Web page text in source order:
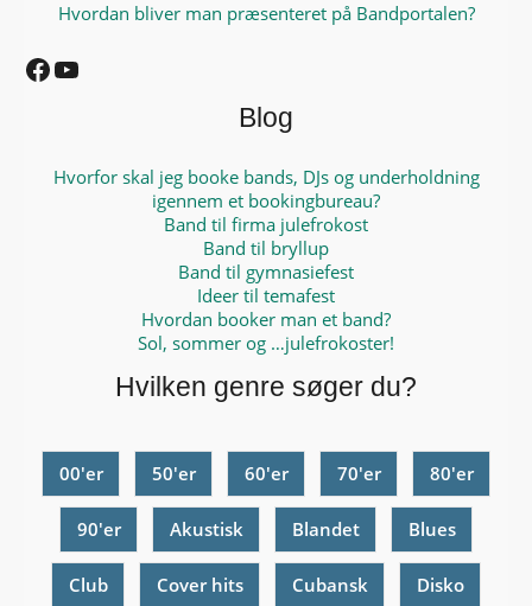
Hvordan bliver man præsenteret på Bandportalen?
Facebook
Blog
Hvorfor skal jeg booke bands, DJs og underholdning
igennem et bookingbureau?
Band til firma julefrokost
Band til bryllup
Band til gymnasiefest
Ideer til temafest
Hvordan booker man et band?
Sol, sommer og …julefrokoster!
Hvilken genre søger du?
00'er 50'er 60'er 70'er 80'er
90'er Akustisk Blandet Blues
Club Cover hits Cubansk Disko